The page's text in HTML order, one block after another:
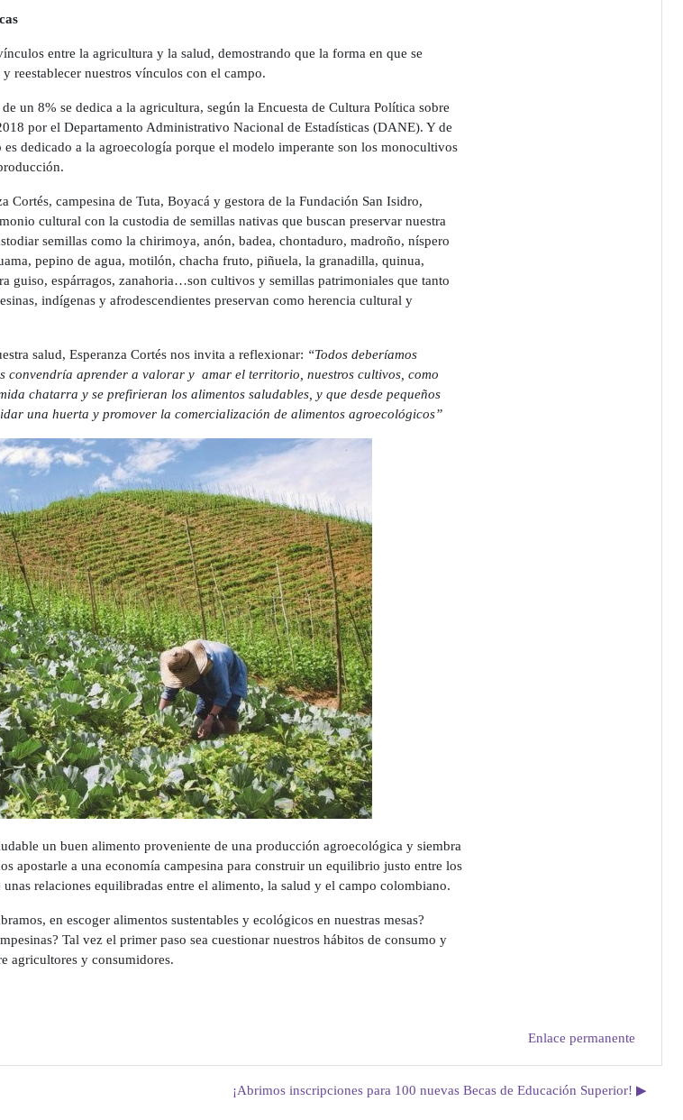
entre la agricultura y la salud, demostrando que la forma en que se
reestablecer nuestros vínculos con el campo.
un 8% se dedica a la agricultura, según la Encuesta de Cultura Política sobre
por el Departamento Administrativo Nacional de Estadísticas (DANE). Y de
dedicado a la agroecología porque el modelo imperante son los monocultivos
Cortés, campesina de Tuta, Boyacá y gestora de la Fundación San Isidro,
cultural con la custodia de semillas nativas que buscan preservar nuestra
semillas como la chirimoya, anón, badea, chontaduro, madroño, níspero
pepino de agua, motilón, chacha fruto, piñuela, la granadilla, quinua,
guiso, espárragos, zanahoria…son cultivos y semillas patrimoniales que tanto
indígenas y afrodescendientes preservan como herencia cultural y
salud, Esperanza Cortés nos invita a reflexionar: “Todos deberíamos
convendría aprender a valorar y amar el territorio, nuestros cultivos, como
chatarra y se prefirieran los alimentos saludables, y que desde pequeños
una huerta y promover la comercialización de alimentos agroecológicos”
un buen alimento proveniente de una producción agroecológica y siembra
apostarle a una economía campesina para construir un equilibrio justo entre los
relaciones equilibradas entre el alimento, la salud y el campo colombiano.
en escoger alimentos sustentables y ecológicos en nuestras mesas?
Tal vez el primer paso sea cuestionar nuestros hábitos de consumo y
agricultores y consumidores.
Enlace permanente
¡Abrimos inscripciones para 100 nuevas Becas de Educación Superior! ▶︎